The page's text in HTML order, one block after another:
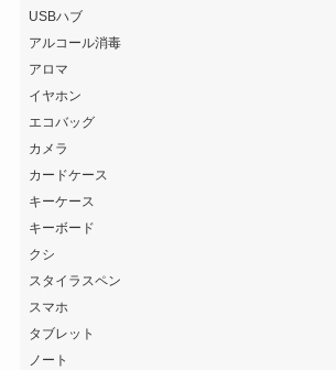
USBハブ
アルコール消毒
アロマ
イヤホン
エコバッグ
カメラ
カードケース
キーケース
キーボード
クシ
スタイラスペン
スマホ
タブレット
ノート